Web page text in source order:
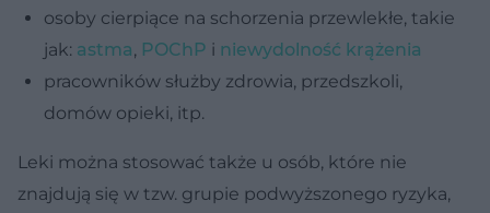
osoby cierpiące na schorzenia przewlekłe, takie
jak: astma, POChP i niewydolność krążenia
pracowników służby zdrowia, przedszkoli,
domów opieki, itp.
Leki można stosować także u osób, które nie
znajdują się w tzw. grupie podwyższonego ryzyka,